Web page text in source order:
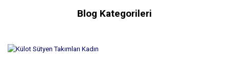
Blog Kategorileri